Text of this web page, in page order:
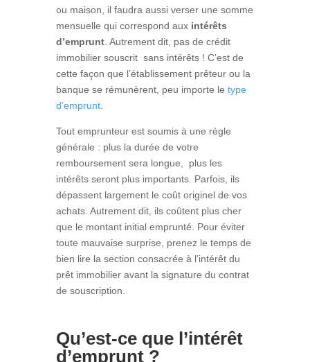
ou maison, il faudra aussi verser une somme
mensuelle qui correspond aux intérêts
d’emprunt. Autrement dit, pas de crédit
immobilier souscrit sans intérêts ! C’est de
cette façon que l’établissement prêteur ou la
banque se rémunèrent, peu importe le type
d’emprunt.
Tout emprunteur est soumis à une règle
générale : plus la durée de votre
remboursement sera longue, plus les
intérêts seront plus importants. Parfois, ils
dépassent largement le coût originel de vos
achats. Autrement dit, ils coûtent plus cher
que le montant initial emprunté. Pour éviter
toute mauvaise surprise, prenez le temps de
bien lire la section consacrée à l’intérêt du
prêt immobilier avant la signature du contrat
de souscription.
Qu’est-ce que l’intérêt
d’emprunt ?